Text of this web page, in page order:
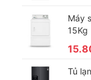
Máy
15Kg
Tủ